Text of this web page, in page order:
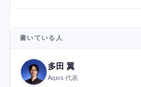
書いている人
多田 翼
Aqxis 代表